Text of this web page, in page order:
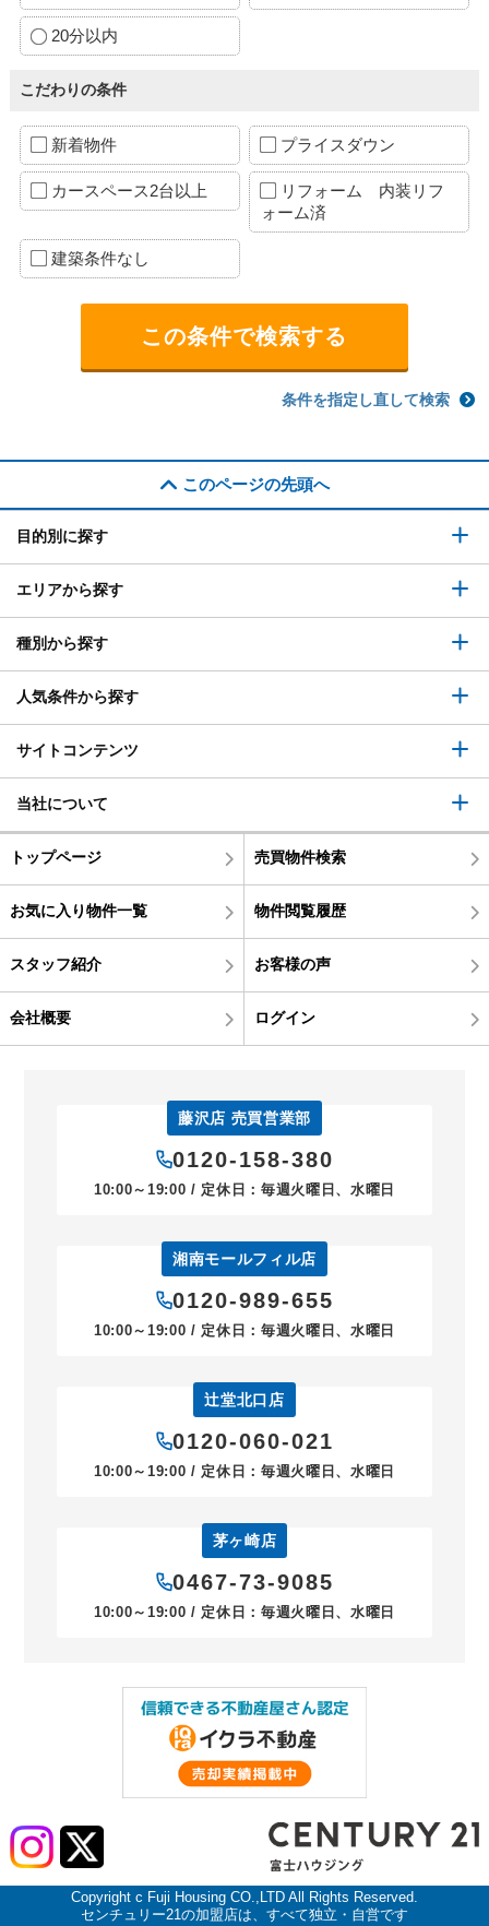
20分以内
こだわりの条件
新着物件 プライスダウン
カースペース2台以上
リフォーム 内装リフ
ォーム済
建築条件なし
条件を指定し直して検索
このページの先頭へ
目的別に探す
エリアから探す
種別から探す
人気条件から探す
サイトコンテンツ
当社について
トップページ 売買物件検索
お気に入り物件一覧 物件閲覧履歴
スタッフ紹介 お客様の声
会社概要 ログイン
藤沢店 売買営業部
0120-158-380
10:00～19:00 / 定休日：毎週火曜日、水曜日
湘南モールフィル店
0120-989-655
10:00～19:00 / 定休日：毎週火曜日、水曜日
辻堂北口店
0120-060-021
10:00～19:00 / 定休日：毎週火曜日、水曜日
茅ヶ崎店
0467-73-9085
10:00～19:00 / 定休日：毎週火曜日、水曜日
Copyright c Fuji Housing CO.,LTD All Rights Reserved.
センチュリー21の加盟店は、すべて独立・自営です